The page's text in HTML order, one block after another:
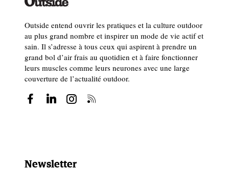
Outside entend ouvrir les pratiques et la culture outdoor
au plus grand nombre et inspirer un mode de vie actif et
sain. Il s’adresse à tous ceux qui aspirent à prendre un
grand bol d’air frais au quotidien et à faire fonctionner
leurs muscles comme leurs neurones avec une large
couverture de l’actualité outdoor.
Newsletter